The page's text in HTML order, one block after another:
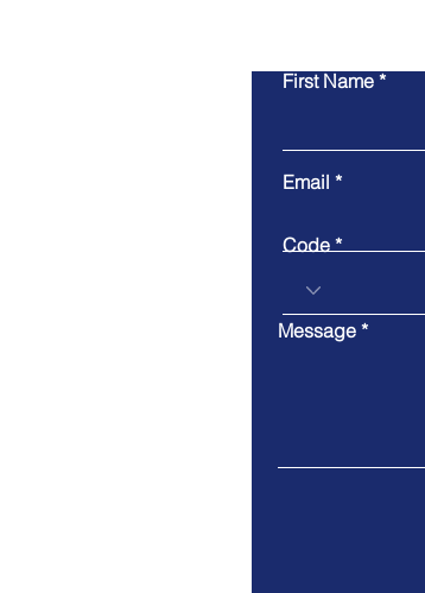
First Name
Email
Code
Message